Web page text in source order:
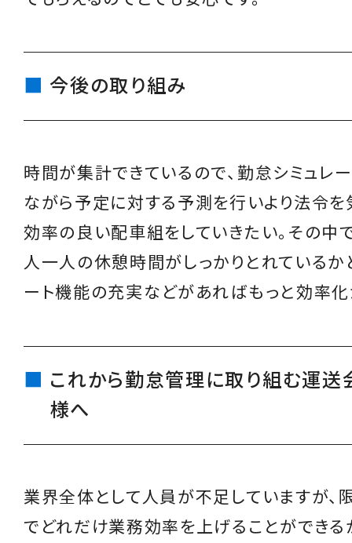
今後の取り組み
時間が集計できているので、勤怠シミュレ
ながら予定に対する予測を行いより法令を
効率の良い配車組をしていきたい。その中
人一人の休憩時間がしっかりとれているか
ート機能の充実などがあればもっと効率化
これから勤怠管理に取り組む運送
様へ
業界全体として人員が不足していますが、
でどれだけ業務効率を上げることができ